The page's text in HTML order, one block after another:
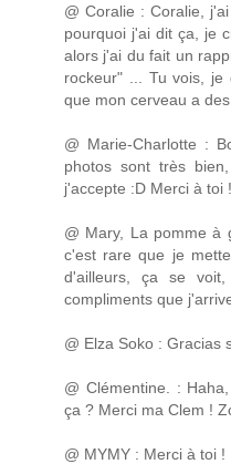
@ Coralie : Coralie,
pourquoi j'ai dit ça, je
alors j'ai du fait un
rockeur" ... Tu vois,
que mon cerveau a
@ Marie-Charlotte :
photos sont très
j'accepte :D Merci à toi !
@ Mary, La pomme à
c'est rare que je
d'ailleurs, ça se
compliments que
@ Elza Soko : Gracias
@ Clémentine. :
ça ? Merci ma Clem !
@ MYMY : Merci à toi !